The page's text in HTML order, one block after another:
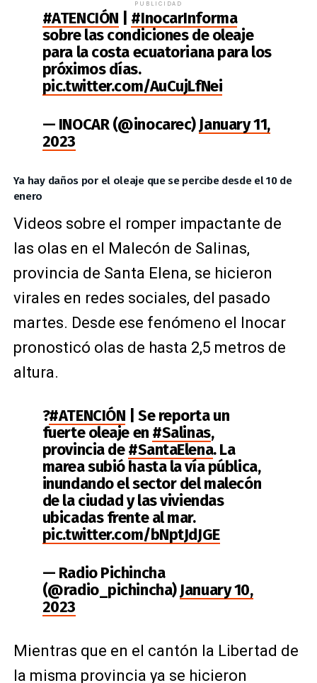
PUBLICIDAD
#ATENCIÓN
#InocarInforma
sobre las condiciones de oleaje
para la costa ecuatoriana para los
próximos días.
pic.twitter.com/AuCujLfNei
— INOCAR (@inocarec)January 11,
2023
Ya hay daños por el oleaje que se percibe desde el 10 de
enero
Videos sobre el romper impactante de
las olas en el Malecón de Salinas,
provincia de Santa Elena, se hicieron
virales en redes sociales, del pasado
martes. Desde ese fenómeno el Inocar
pronosticó olas de hasta 2,5 metros de
altura.
?#ATENCIÓN | Se reporta un
fuerte oleaje en #Salinas,
provincia de#SantaElena. La
marea subió hasta la vía pública,
inundando el sector del malecón
de la ciudad y las viviendas
ubicadas frente al mar.
pic.twitter.com/bNptJdJGE
— Radio Pichincha
(@radio_pichincha)January 10,
2023
Mientras que en el cantón la Libertad de
la misma provincia ya se hicieron